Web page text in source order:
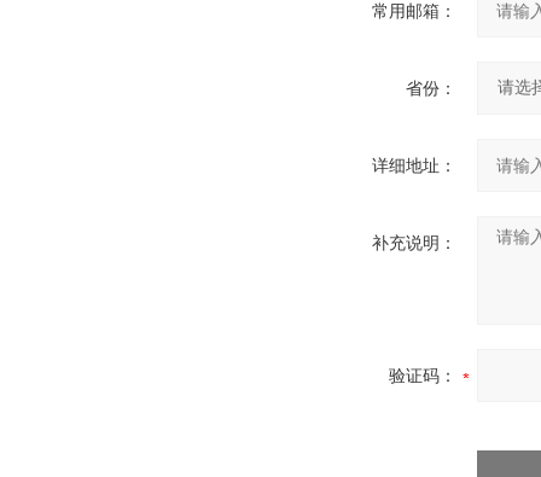
常用邮箱：
省份：
详细地址：
补充说明：
验证码：